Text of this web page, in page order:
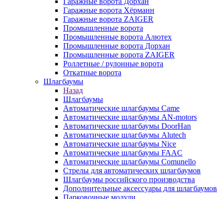
Гаражные ворота Хёрманн
Гаражные ворота ZAIGER
Промышленные ворота
Промышленные ворота Алютех
Промышленные ворота Дорхан
Промышленные ворота ZAIGER
Роллетные / рулонные ворота
Откатные ворота
Шлагбаумы
Назад
Шлагбаумы
Автоматические шлагбаумы Came
Автоматические шлагбаумы AN-motors
Автоматические шлагбаумы DoorHan
Автоматические шлагбаумы Alutech
Автоматические шлагбаумы Nice
Автоматические шлагбаумы FAAC
Автоматические шлагбаумы Comunello
Стрелы для автоматических шлагбаумов
Шлагбаумы российского производства
Дополнительные аксессуары для шлагбаумов
Парковочные модули